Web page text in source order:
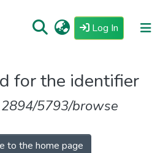
Log In (current)
for the identifier
5793/browse
to the home page